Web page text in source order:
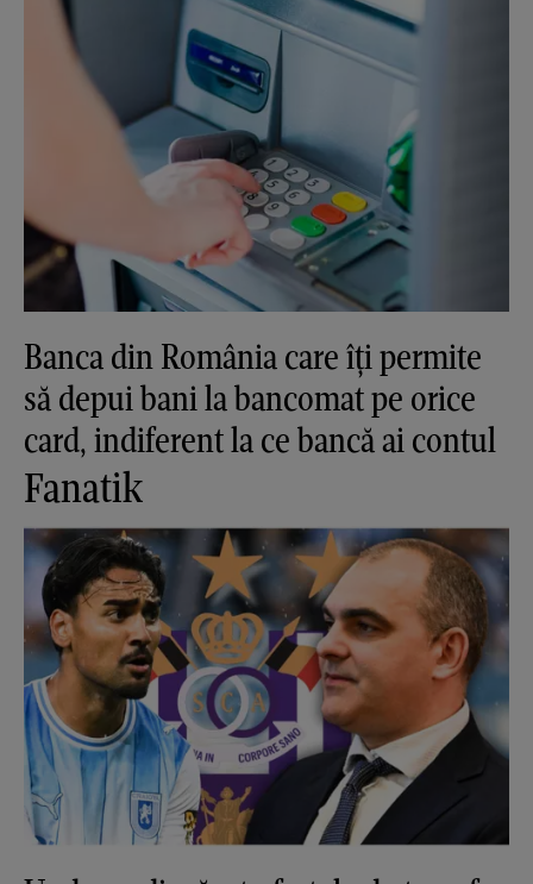
Banca din România care îți permite
să depui bani la bancomat pe orice
card, indiferent la ce bancă ai contul
Fanatik